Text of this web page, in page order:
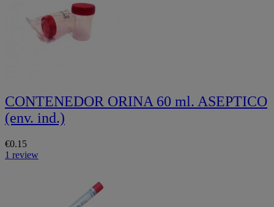
CONTENEDOR ORINA 60 ml. ASEPTICO
(env. ind.)
€0.15
1 review